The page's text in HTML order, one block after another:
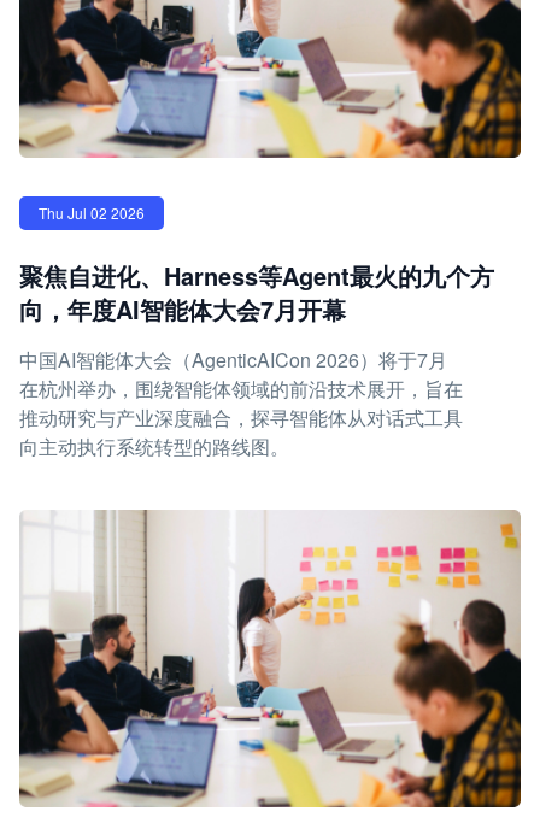
Thu Jul 02 2026
聚焦自进化、Harness等Agent最火的九个方
向，年度AI智能体大会7月开幕
中国AI智能体大会（AgenticAICon 2026）将于7月
在杭州举办，围绕智能体领域的前沿技术展开，旨在
推动研究与产业深度融合，探寻智能体从对话式工具
向主动执行系统转型的路线图。